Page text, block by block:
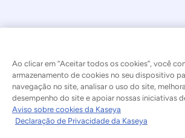
© 2026 Kaseya. Todos os direitos
Português Brasileiro
Ao clicar em “Aceitar todos os cookies”, você
armazenamento de cookies no seu dispositivo
navegação no site, analisar o uso do site,
desempenho do site e apoiar nossas iniciativas
Aviso sobre cookies da Kaseya
Declaração de Privacidade da Kaseya